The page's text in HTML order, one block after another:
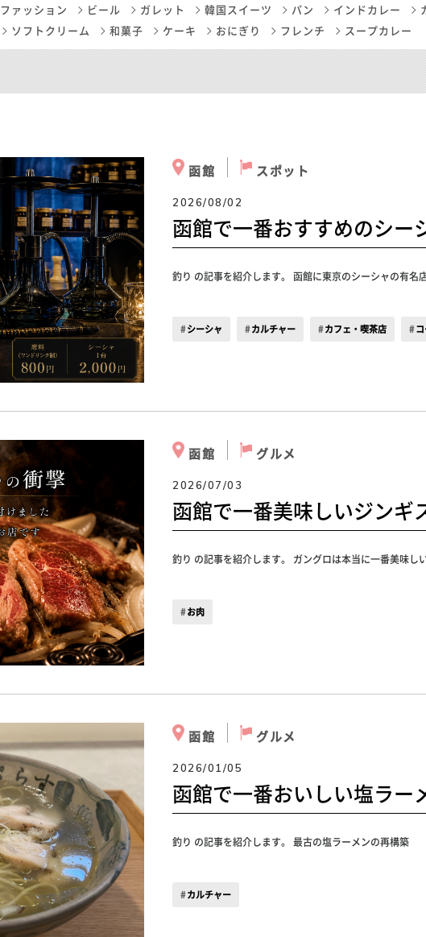
ファッション ビール ガレット 韓国スイーツ パン インドカレー
ソフトクリーム 和菓子 ケーキ おにぎり フレンチ スープカレー
函館 スポット
2026/08/02
函館で一番おすすめのシー
釣り の記事を紹介します。 函館に東京のシーシャの有名
シーシャ カルチャー カフェ・喫茶店
函館 グルメ
2026/07/03
函館で一番美味しいジンギ
釣り の記事を紹介します。 ガングロは本当に一番美味し
お肉
函館 グルメ
2026/01/05
函館で一番おいしい塩ラー
釣り の記事を紹介します。 最古の塩ラーメンの再構築
カルチャー